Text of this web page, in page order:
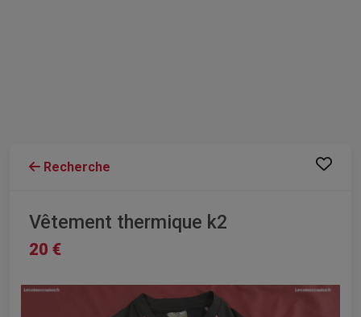
Recherche
Vêtement thermique k2
20 €